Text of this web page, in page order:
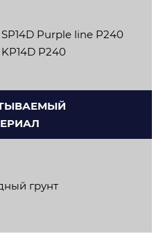
Purple line P240
P240
грунт